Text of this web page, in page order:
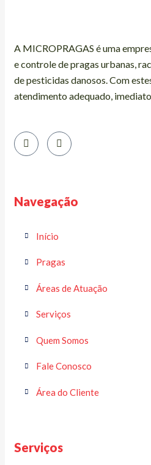
A MICROPRAGAS é uma
e controle de pragas urbanas,
de pesticidas danosos. Com
atendimento adequado,
Navegação
Início
Pragas
Áreas de Atuação
Serviços
Quem Somos
Fale Conosco
Área do Cliente
Serviços